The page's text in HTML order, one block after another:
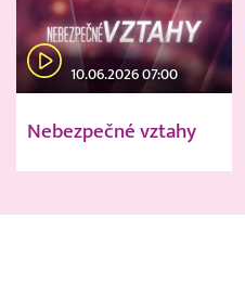
10.06.2026 07:00
Nebezpečné vztahy